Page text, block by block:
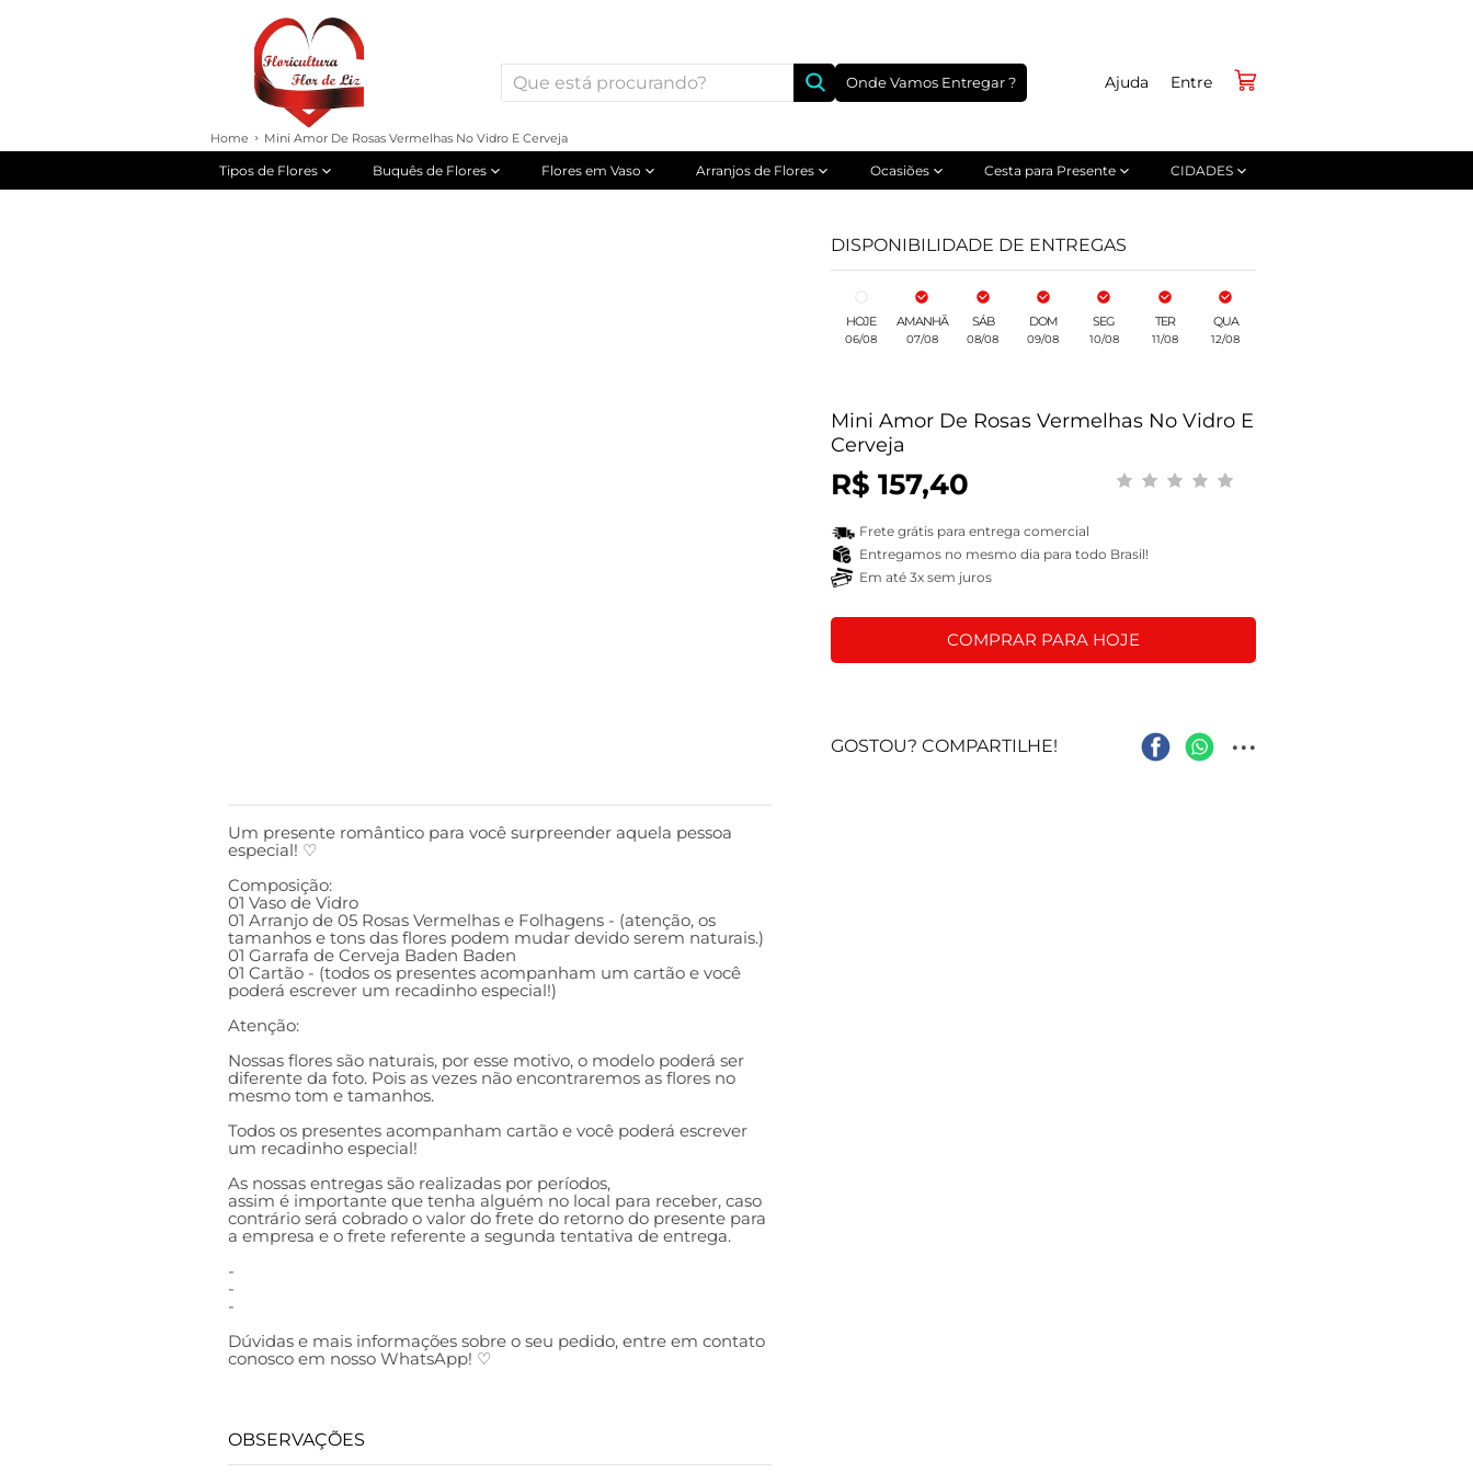
Onde Vamos Entregar ? Entre
Ajuda
Tipos de Flores Buquês de Flores Flores em Vaso Arranjos de Flores Ocasiões Cesta para Presente CIDADES
Home Mini Amor De Rosas Vermelhas No Vidro E Cerveja
Um presente romântico para você surpreender aquela pessoa
especial! ♡
Composição:
01 Vaso de Vidro
01 Arranjo de 05 Rosas Vermelhas e Folhagens - (atenção, os
tamanhos e tons das flores podem mudar devido serem naturais.)
01 Garrafa de Cerveja Baden Baden
01 Cartão - (todos os presentes acompanham um cartão e você
poderá escrever um recadinho especial!)
Atenção:
Nossas flores são naturais, por esse motivo, o modelo poderá ser
diferente da foto. Pois as vezes não encontraremos as flores no
mesmo tom e tamanhos.
Todos os presentes acompanham cartão e você poderá escrever
um recadinho especial!
As nossas entregas são realizadas por períodos,
assim é importante que tenha alguém no local para receber, caso
contrário será cobrado o valor do frete do retorno do presente para
a empresa e o frete referente a segunda tentativa de entrega.
-
-
-
Dúvidas e mais informações sobre o seu pedido, entre em contato
conosco em nosso WhatsApp! ♡
OBSERVAÇÕES
DISPONIBILIDADE DE ENTREGAS
HOJE
06/08
AMANHÃ
07/08
SÁB
08/08
DOM
09/08
SEG
10/08
TER
11/08
QUA
12/08
Mini Amor De Rosas Vermelhas No Vidro E
Cerveja
R$ 157,40
Frete grátis para entrega comercial
Entregamos no mesmo dia para todo Brasil!
Em até 3x sem juros
COMPRAR PARA HOJE
GOSTOU? COMPARTILHE! ...